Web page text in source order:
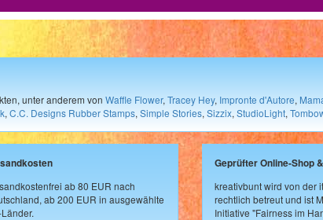
unter anderem von Waffle Flower, Tracey Hey, Impronte d'Autore,
, C.C. Designs Rubber Stamps, Simple Stories, Sizzix, StudioLight,
ab 80 EUR nach
ab 200 EUR in ausgewählte
Geprüfter Online-Shop
kreativbunt wird von der
rechtlich betreut und ist
Initiative "Fairness im